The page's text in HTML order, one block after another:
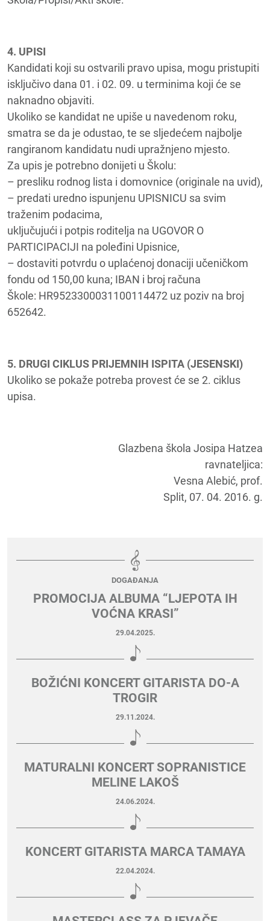
4. UPISI
Kandidati koji su ostvarili pravo upisa, mogu pristupiti
isključivo dana 01. i 02. 09. u terminima koji će se
naknadno objaviti.
Ukoliko se kandidat ne upiše u navedenom roku,
smatra se da je odustao, te se sljedećem najbolje
rangiranom kandidatu nudi upražnjeno mjesto.
Za upis je potrebno donijeti u Školu:
– presliku rodnog lista i domovnice (originale na uvid),
– predati uredno ispunjenu UPISNICU sa svim
traženim podacima,
uključujući i potpis roditelja na UGOVOR O
PARTICIPACIJI na poleđini Upisnice,
– dostaviti potvrdu o uplaćenoj donaciji učeničkom
fondu od 150,00 kuna; IBAN i broj računa
Škole: HR9523300031100114472 uz poziv na broj
652642.
5. DRUGI CIKLUS PRIJEMNIH ISPITA (JESENSKI)
Ukoliko se pokaže potreba provest će se 2. ciklus
upisa.
Glazbena škola Josipa Hatzea
ravnateljica:
Vesna Alebić, prof.
Split, 07. 04. 2016. g.
DOGAĐANJA
PROMOCIJA ALBUMA “LJEPOTA IH
VOĆNA KRASI”
29.04.2025.
BOŽIĆNI KONCERT GITARISTA DO-A
TROGIR
29.11.2024.
MATURALNI KONCERT SOPRANISTICE
MELINE LAKOŠ
24.06.2024.
KONCERT GITARISTA MARCA TAMAYA
22.04.2024.